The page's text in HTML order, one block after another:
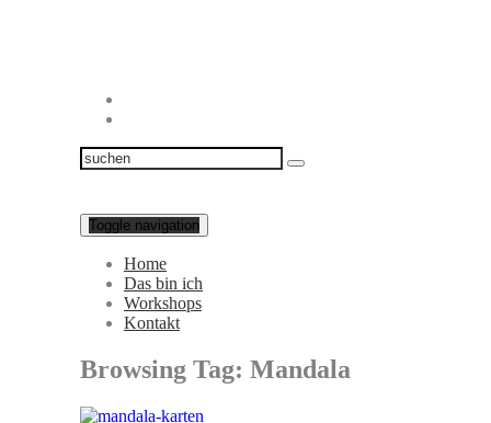
Toggle navigation
Home
Das bin ich
Workshops
Kontakt
Browsing Tag: Mandala